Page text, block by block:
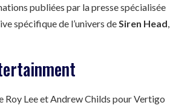
publiées par la presse spécialisée
spécifique de l’univers deSiren Head,
Roy Lee et Andrew Childs pour Vertigo